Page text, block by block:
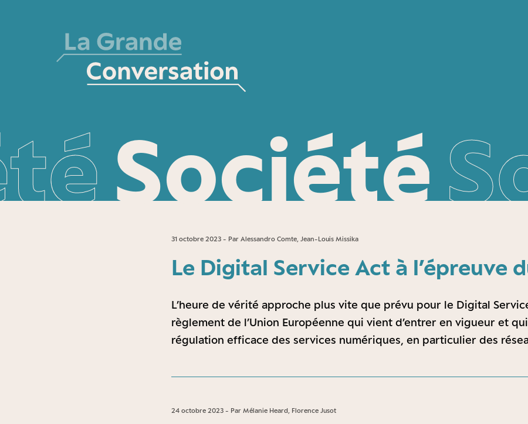
Société
31 octobre 2023 - Par Alessandro Comte, Jean-Louis Missika
Le Digital Service Act à l’épreuve
L’heure de vérité approche plus vite que prévu pour le Digital
règlement de l’Union Européenne qui vient d’entrer en vigueur et
régulation efficace des services numériques, en particulier des
24 octobre 2023 - Par Mélanie Heard, Florence Jusot